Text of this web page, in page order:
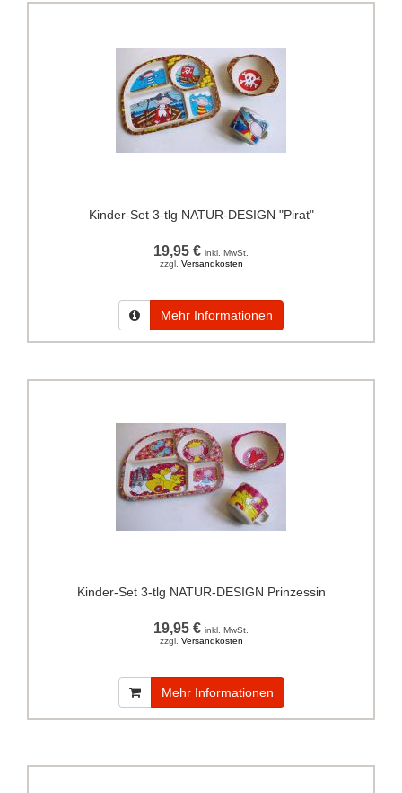
Kinder-Set 3-tlg NATUR-DESIGN "Pirat"
19,95 € inkl. MwSt.
zzgl. Versandkosten
Mehr Informationen
Kinder-Set 3-tlg NATUR-DESIGN Prinzessin
19,95 € inkl. MwSt.
zzgl. Versandkosten
Mehr Informationen